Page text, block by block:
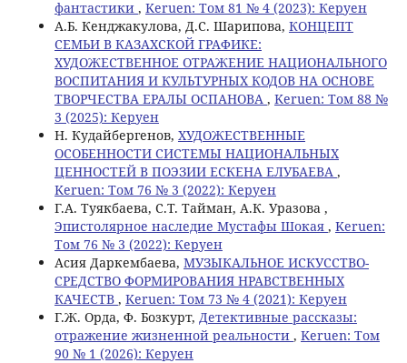
фантастики , Keruen: Том 81 № 4 (2023): Керуен
А.Б. Кенджакулова, Д.С. Шарипова, КОНЦЕПТ
СЕМЬИ В КАЗАХСКОЙ ГРАФИКЕ:
ХУДОЖЕСТВЕННОЕ ОТРАЖЕНИЕ НАЦИОНАЛЬНОГО
ВОСПИТАНИЯ И КУЛЬТУРНЫХ КОДОВ НА ОСНОВЕ
ТВОРЧЕСТВА ЕРАЛЫ ОСПАНОВА , Keruen: Том 88 №
3 (2025): Керуен
Н. Кудайбергенов, ХУДОЖЕСТВЕННЫЕ
ОСОБЕННОСТИ СИСТЕМЫ НАЦИОНАЛЬНЫХ
ЦЕННОСТЕЙ В ПОЭЗИИ ЕСКЕНА ЕЛУБАЕВА ,
Keruen: Том 76 № 3 (2022): Керуен
Г.А. Туякбаева, С.Т. Тайман, А.К. Уразова ,
Эпистолярное наследие Мустафы Шокая , Keruen:
Том 76 № 3 (2022): Керуен
Асия Даркембаева, МУЗЫКАЛЬНОЕ ИСКУССТВО-
СРЕДСТВО ФОРМИРОВАНИЯ НРАВСТВЕННЫХ
КАЧЕСТВ , Keruen: Том 73 № 4 (2021): Керуен
Г.Ж. Орда, Ф. Бозкурт, Детективные рассказы:
отражение жизненной реальности , Keruen: Том
90 № 1 (2026): Керуен